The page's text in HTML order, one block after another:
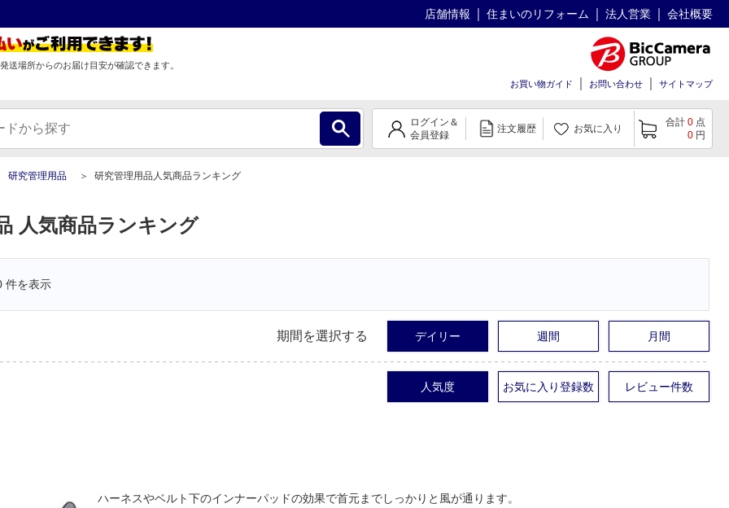
店舗情報 住まいのリフォーム 法人営業 会社概要
送場所からのお届け目安が確認できます。
お買い物ガイド
お問い合わせ サイトマップ
ログイン＆
会員登録
注文履歴 お気に入り
合計 0 点
0 円
研究管理用品 研究管理用品人気商品ランキング
人気商品ランキング
件を表示
期間を選択する デイリー 週間 月間
人気度 お気に入り登録数 レビュー件数
ハーネスやベルト下のインナーパッドの効果で首元までしっかりと風が通ります。